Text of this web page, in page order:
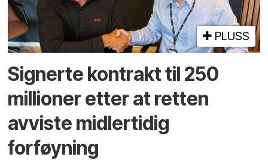
PLUSS
Signerte kontrakt til 250
millioner etter at retten
avviste midlertidig
forføyning